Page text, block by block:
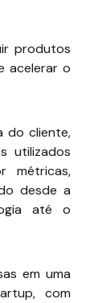
produtos
acelerar o
do cliente,
utilizados
métricas,
desde a
até o
em uma
com